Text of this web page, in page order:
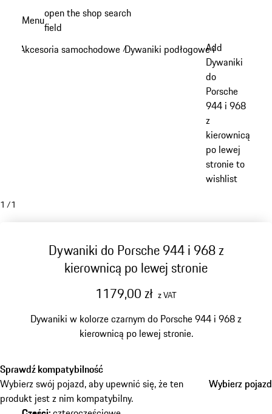
zawartości
Menuopen the shop search
field
Akcesoria samochodowe /Dywaniki podłogowe i bagażnik
Add
Dywaniki
do
Porsche
944 i 968
z
kierownicą
po lewej
stronie to
wishlist
1 /1
Dywaniki do Porsche 944 i 968 z
kierownicą po lewej stronie
1179,00 zł z VAT
Dywaniki w kolorze czarnym do Porsche 944 i 968 z
kierownicą po lewej stronie.
Sprawdź kompatybilność
Wybierz swój pojazd, aby upewnić się, że ten
produkt jest z nim kompatybilny.
Wybierz pojazd
Wybierz pojazd